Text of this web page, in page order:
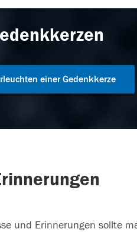
einer Gedenkkerze
und Erinnerungen sollte